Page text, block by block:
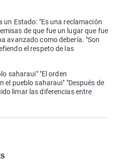
un Estado: "Es una reclamación
de que fue un lugar que fue
avanzado como debería. "Son
el respeto de las
saharaui" "El orden
el pueblo saharaui" "Después de
limar las diferencias entre